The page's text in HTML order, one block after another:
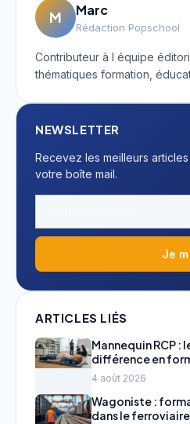
M Marc
Rédaction Popschool
Contributeur à l équipe
thématiques formation,
NEWSLETTER
Recevez les meilleurs
votre boîte mail.
Je
ARTICLES LIÉS
Mannequin RCP
différence en
4 août 2026
Wagoniste :
dans le ferroviaire